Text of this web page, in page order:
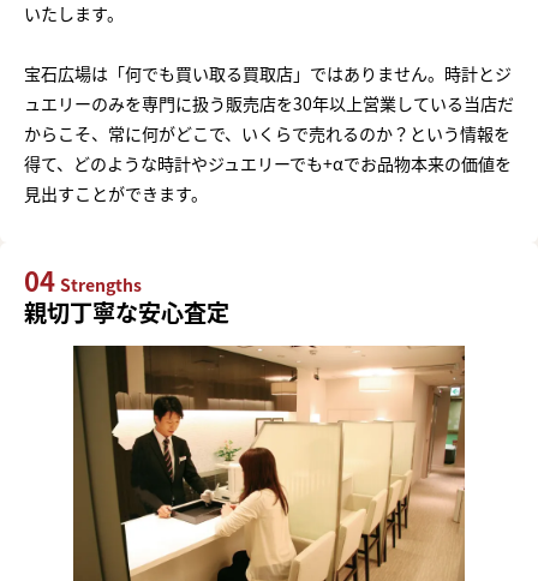
いたします。
宝石広場は「何でも買い取る買取店」ではありません。時計とジ
ュエリーのみを専門に扱う販売店を30年以上営業している当店だ
からこそ、常に何がどこで、いくらで売れるのか？という情報を
得て、どのような時計やジュエリーでも+αでお品物本来の価値を
見出すことができます。
04 Strengths
親切丁寧な安心査定